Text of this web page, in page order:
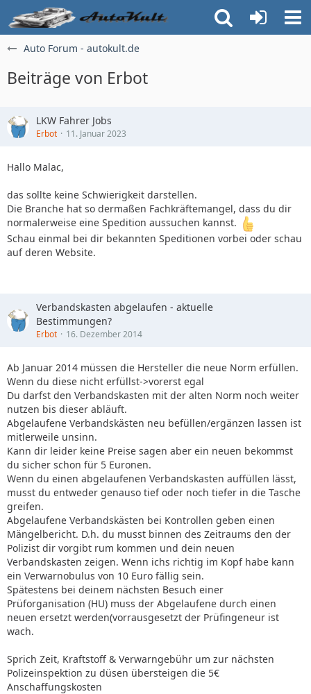
Auto Forum - autokult.de
Beiträge von Erbot
LKW Fahrer Jobs
Erbot 11. Januar 2023
Hallo Malac,
das sollte keine Schwierigkeit darstellen.
Die Branche hat so dermaßen Fachkräftemangel, dass du dir
normalerweise eine Spedition aussuchen kannst.
Schau einmal bei dir bekannten Speditionen vorbei oder schau
auf deren Website.
Verbandskasten abgelaufen - aktuelle
Bestimmungen?
Erbot 16. Dezember 2014
Ab Januar 2014 müssen die Hersteller die neue Norm erfüllen.
Wenn du diese nicht erfüllst->vorerst egal
Du darfst den Verbandskasten mit der alten Norm noch weiter
nutzen bis dieser abläuft.
Abgelaufene Verbandskästen neu befüllen/ergänzen lassen ist
mitlerweile unsinn.
Kann dir leider keine Preise sagen aber ein neuen bekommst
du sicher schon für 5 Euronen.
Wenn du einen abgelaufenen Verbandskasten auffüllen lässt,
musst du entweder genauso tief oder noch tiefer in die Tasche
greifen.
Abgelaufene Verbandskästen bei Kontrollen geben einen
Mängelbericht. D.h. du musst binnen des Zeitraums den der
Polizist dir vorgibt rum kommen und dein neuen
Verbandskasten zeigen. Wenn ichs richtig im Kopf habe kann
ein Verwarnobulus von 10 Euro fällig sein.
Spätestens bei deinem nächsten Besuch einer
Prüforganisation (HU) muss der Abgelaufene durch einen
neuen ersetzt werden(vorrausgesetzt der Prüfingeneur ist
wach.
Sprich Zeit, Kraftstoff & Verwarngebühr um zur nächsten
Polizeinspektion zu düsen übersteigen die 5€
Anschaffungskosten